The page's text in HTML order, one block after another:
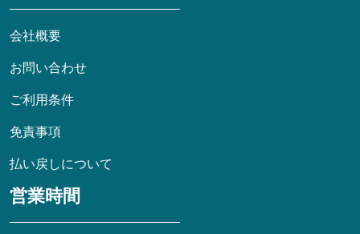
会社概要
お問い合わせ
ご利用条件
免責事項
払い戻しについて
営業時間